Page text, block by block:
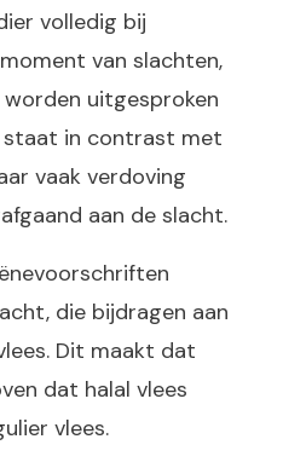
volledig bij
van slachten,
uitgesproken
in contrast met
vaak verdoving
aan de slacht.
die bijdragen aan
Dit maakt dat
dat halal vlees
vlees.